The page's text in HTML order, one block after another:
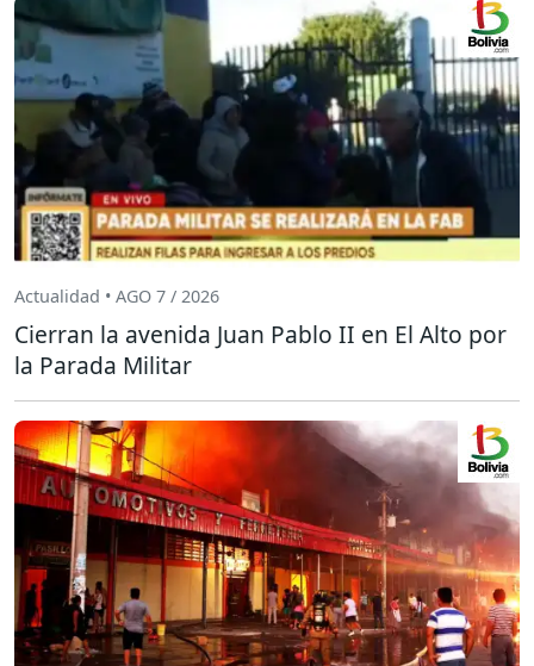
Actualidad • AGO 7 / 2026
Cierran la avenida Juan Pablo II en El Alto por
la Parada Militar